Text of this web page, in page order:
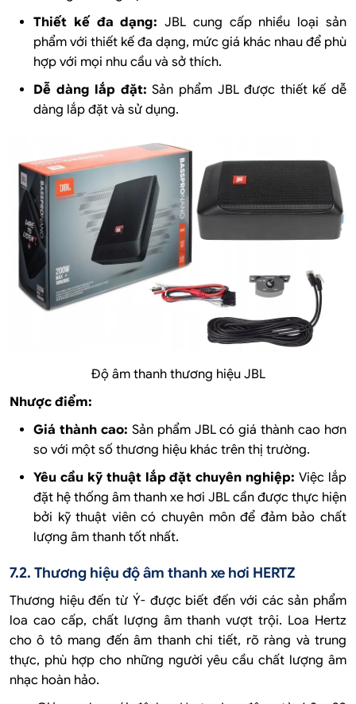
Thiết kế đa dạng: JBL cung cấp nhiều loại sản
phẩm với thiết kế đa dạng, mức giá khác nhau để phù
hợp với mọi nhu cầu và sở thích.
Dễ dàng lắp đặt: Sản phẩm JBL được thiết kế dễ
dàng lắp đặt và sử dụng.
Độ âm thanh thương hiệu JBL
Nhược điểm:
Giá thành cao: Sản phẩm JBL có giá thành cao hơn
so với một số thương hiệu khác trên thị trường.
Yêu cầu kỹ thuật lắp đặt chuyên nghiệp: Việc lắp
đặt hệ thống âm thanh xe hơi JBL cần được thực hiện
bởi kỹ thuật viên có chuyên môn để đảm bảo chất
lượng âm thanh tốt nhất.
7.2. Thương hiệu độ âm thanh xe hơi HERTZ
Thương hiệu đến từ Ý- được biết đến với các sản phẩm
loa cao cấp, chất lượng âm thanh vượt trội. Loa Hertz
cho ô tô mang đến âm thanh chi tiết, rõ ràng và trung
thực, phù hợp cho những người yêu cầu chất lượng âm
nhạc hoàn hảo.